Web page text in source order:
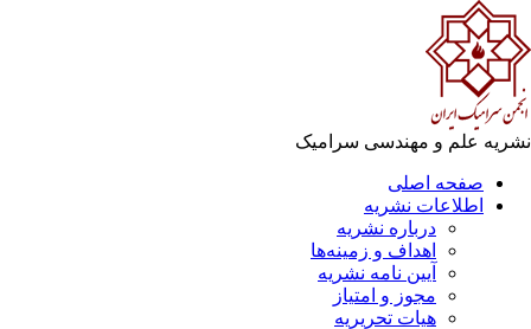
علم و مهندسی سرامیک
صفحه اصلی
اطلاعات نشریه
درباره نشریه
اهداف و زمینه‌ها
آیین نامه نشریه
مجوز و امتیاز
هیات تحریریه